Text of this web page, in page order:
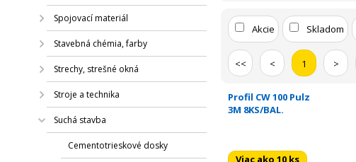
Spojovací materiál
Stavebná chémia, farby
Strechy, strešné okná
Stroje a technika
Suchá stavba
Cementotrieskové dosky
Akcie Skladom
<< < 1 >
Profil CW 100 Pulz
3M 8KS/BAL.
Viac ako 10 ks